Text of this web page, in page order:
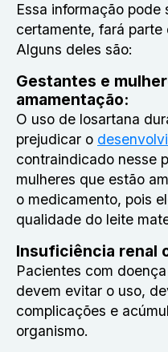
Essa informação
certamente, fará
Alguns deles são:
Gestantes e
amamentação:
O uso de losartana
prejudicar o
contraindicado nesse
mulheres que estão
o medicamento, pois
qualidade do leite
Insuficiência renal
Pacientes com
devem evitar o uso,
complicações e
organismo.